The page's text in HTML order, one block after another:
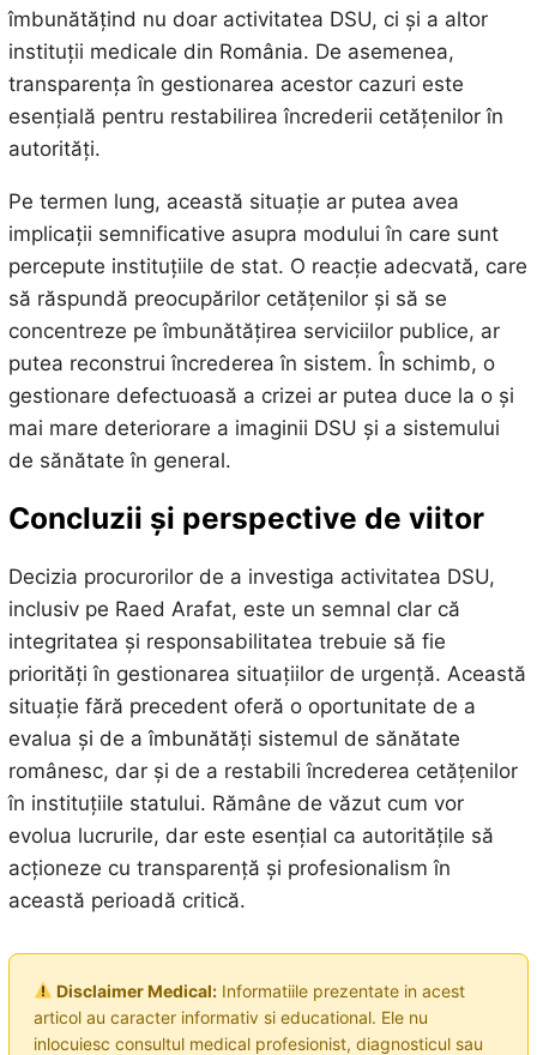
îmbunătățind nu doar activitatea DSU, ci și a altor
instituții medicale din România. De asemenea,
transparența în gestionarea acestor cazuri este
esențială pentru restabilirea încrederii cetățenilor în
autorități.
Pe termen lung, această situație ar putea avea
implicații semnificative asupra modului în care sunt
percepute instituțiile de stat. O reacție adecvată, care
să răspundă preocupărilor cetățenilor și să se
concentreze pe îmbunătățirea serviciilor publice, ar
putea reconstrui încrederea în sistem. În schimb, o
gestionare defectuoasă a crizei ar putea duce la o și
mai mare deteriorare a imaginii DSU și a sistemului
de sănătate în general.
Concluzii și perspective de viitor
Decizia procurorilor de a investiga activitatea DSU,
inclusiv pe Raed Arafat, este un semnal clar că
integritatea și responsabilitatea trebuie să fie
priorități în gestionarea situațiilor de urgență. Această
situație fără precedent oferă o oportunitate de a
evalua și de a îmbunătăți sistemul de sănătate
românesc, dar și de a restabili încrederea cetățenilor
în instituțiile statului. Rămâne de văzut cum vor
evolua lucrurile, dar este esențial ca autoritățile să
acționeze cu transparență și profesionalism în
această perioadă critică.
Disclaimer Medical:Informatiile prezentate in acest
articol au caracter informativ si educational. Ele nu
inlocuiesc consultul medical profesionist, diagnosticul sau